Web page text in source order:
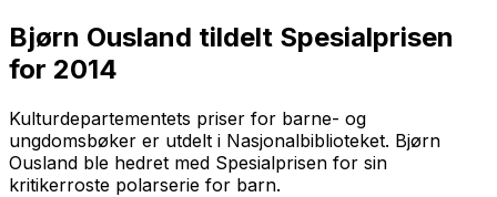
Bjørn Ousland tildelt Spesialprisen
for 2014
Kulturdepartementets priser for barne- og
ungdomsbøker er utdelt i Nasjonalbiblioteket. Bjørn
Ousland ble hedret med Spesialprisen for sin
kritikerroste polarserie for barn.